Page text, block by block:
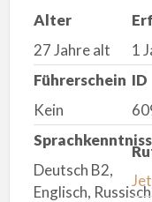
Alter
27 Jahre alt
1
Führerschein
Kein
ID
Deutsch B2,
Englisch, Russisch